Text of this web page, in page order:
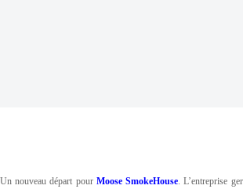
Un nouveau départ pour Moose SmokeHouse. L’entreprise